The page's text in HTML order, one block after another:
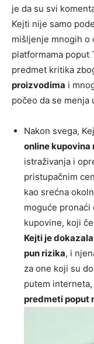
je da su svi
Kejti nije samo
mišljenje mnogih o
platformama poput
predmet kritika
proizvodima i
počeo da se menja
Nakon svega,
online kupovina
istraživanja i
pristupačnim
kao srećna
moguće
kupovine, koji
Kejti je
pun rizika, i
za one koji su
putem
predmeti poput